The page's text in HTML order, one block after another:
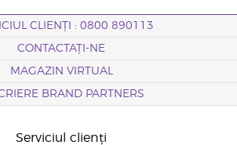
CLIENȚI : 0800 890113
CONTACTAȚI-NE
MAGAZIN VIRTUAL
BRAND PARTNERS
Serviciul clienți